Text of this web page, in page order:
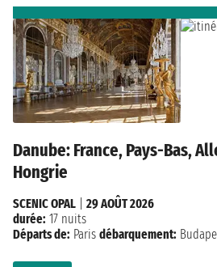
Danube: France, Pays-Bas,
Hongrie
SCENIC OPAL
29 AOÛT 2026
durée: 17 nuits
Départs de: Paris débarquement: